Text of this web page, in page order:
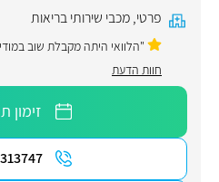
פרטי,מכבי שירותי בריאות
"הלוואי היתה מקבלת שוב
חוות הדעת
זימון